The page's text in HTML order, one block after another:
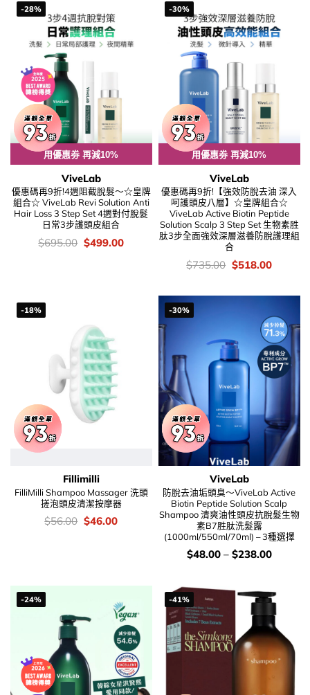
-28%
用優惠劵 再減10%
ViveLab
優惠碼再9折!4週阻截脫髮～☆皇牌
組合☆ ViveLab Revi Solution Anti
Hair Loss 3 Step Set 4週對付脫髮
日常3步護頭皮組合
價
錢：
$695.00 Original
price
$499.00Current
-30%
用優惠劵 再減10%
ViveLab
優惠碼再9折!【強效防脫去油 深入
呵護頭皮八層】☆皇牌組合☆
ViveLab Active Biotin Peptide
Solution Scalp 3 Step Set 生物素胜
肽3步全面強效深層滋養防脫護理組
合
價
錢：
$735.00 Original
price
$735.00.
$518.00Current
-18%
Fillimilli
FilliMilli Shampoo Massager 洗頭
搓泡頭皮清潔按摩器
價
錢：
$56.00 Original
price
$46.00Current
-30%
ViveLab
防脫去油垢頭臭～ViveLab Active
Biotin Peptide Solution Scalp
Shampoo 清爽油性頭皮抗脫髮生物
素B7胜肽洗髮露
(1000ml/550ml/70ml) – 3種選擇
價
錢：
$48.00– $238.00
-24% -41%